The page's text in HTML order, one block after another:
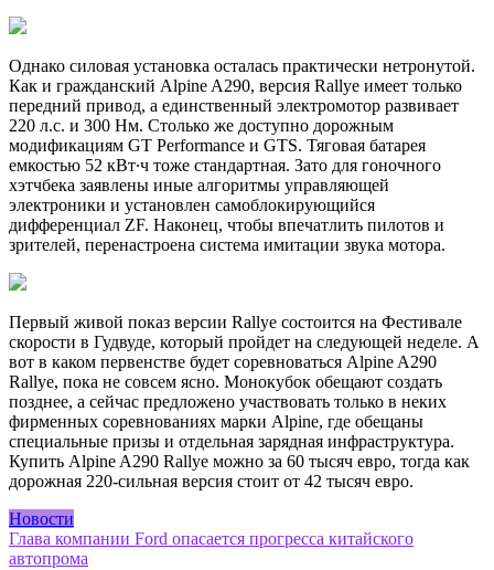
Однако силовая установка осталась практически нетронутой.
Как и гражданский Alpine A290, версия Rallye имеет только
передний привод, а единственный электромотор развивает
220 л.с. и 300 Нм. Cтолько же доступно дорожным
модификациям GT Performance и GTS. Тяговая батарея
емкостью 52 кВт∙ч тоже стандартная. Зато для гоночного
хэтчбека заявлены иные алгоритмы управляющей
электроники и установлен самоблокирующийся
дифференциал ZF. Наконец, чтобы впечатлить пилотов и
зрителей, перенастроена система имитации звука мотора.
Первый живой показ версии Rallye состоится на Фестивале
скорости в Гудвуде, который пройдет на следующей неделе. А
вот в каком первенстве будет соревноваться Alpine A290
Rallye, пока не совсем ясно. Монокубок обещают создать
позднее, а сейчас предложено участвовать только в неких
фирменных соревнованиях марки Alpine, где обещаны
специальные призы и отдельная зарядная инфраструктура.
Купить Alpine A290 Rallye можно за 60 тысяч евро, тогда как
дорожная 220-сильная версия стоит от 42 тысяч евро.
Новости
Навигация
Глава компании Ford опасается прогресса китайского
автопрома